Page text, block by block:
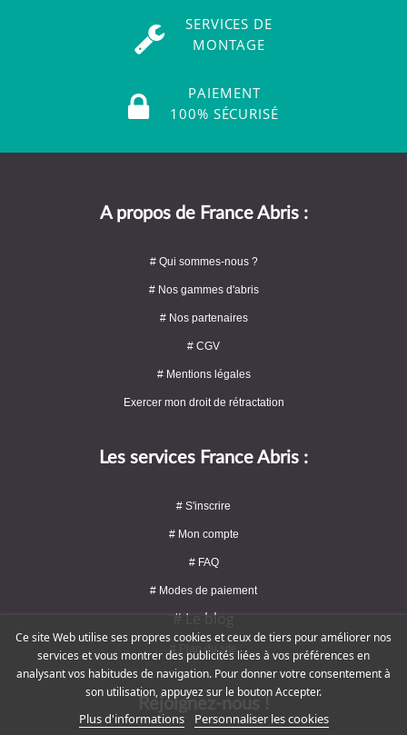
SERVICES DE
MONTAGE
PAIEMENT
100% SÉCURISÉ
A propos de France Abris :
# Qui sommes-nous ?
# Nos gammes d'abris
# Nos partenaires
# CGV
# Mentions légales
Exercer mon droit de rétractation
Les services France Abris :
# S'inscrire
# Mon compte
# FAQ
# Modes de paiement
# Le blog
# Plan du site
Rejoignez-nous !
Ce site Web utilise ses propres cookies et ceux de tiers pour améliorer nos
services et vous montrer des publicités liées à vos préférences en
analysant vos habitudes de navigation. Pour donner votre consentement à
son utilisation, appuyez sur le bouton Accepter.
Plus d'informations Personnaliser les cookies